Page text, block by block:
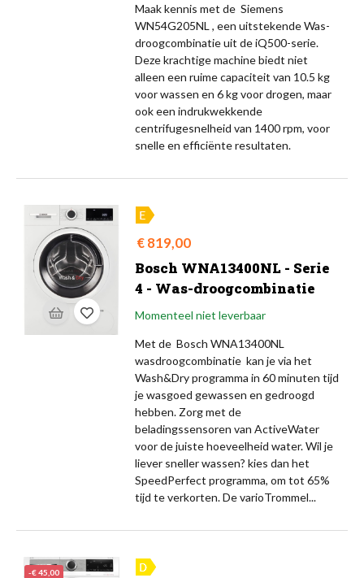
Maak kennis met de Siemens
WN54G205NL , een uitstekende Was-
droogcombinatie uit de iQ500-serie.
Deze krachtige machine biedt niet
alleen een ruime capaciteit van 10.5 kg
voor wassen en 6 kg voor drogen, maar
ook een indrukwekkende
centrifugesnelheid van 1400 rpm, voor
snelle en efficiënte resultaten.
Prijs
€ 819,00
Bosch WNA13400NL - Serie
4 - Was-droogcombinatie
Momenteel niet leverbaar
Met de Bosch WNA13400NL
wasdroogcombinatie kan je via het
Wash&Dry programma in 60 minuten tijd
je wasgoed gewassen en gedroogd
hebben. Zorg met de
beladingssensoren van ActiveWater
voor de juiste hoeveelheid water. Wil je
liever sneller wassen? kies dan het
SpeedPerfect programma, om tot 65%
tijd te verkorten. De varioTrommel...
-€ 45,00